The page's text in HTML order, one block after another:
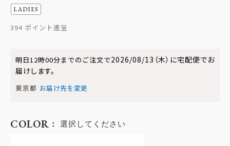
LADIES
394
明日12時00分までのご注文で2026/08/13（木） に宅配便でお
届けします。
東京都 お届け先を変更
COLOR 選択してください